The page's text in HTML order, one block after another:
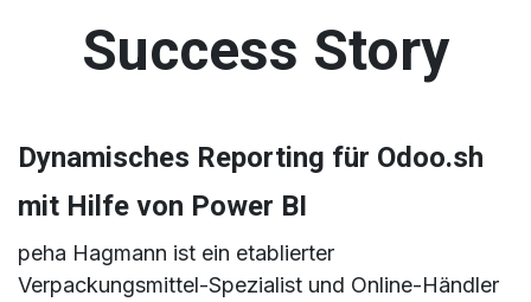
Success Story
Dynamisches Reporting für Odoo.sh
mit Hilfe von Power BI
peha Hagmann ist ein etablierter
Verpackungsmittel-Spezialist und Online-Händler